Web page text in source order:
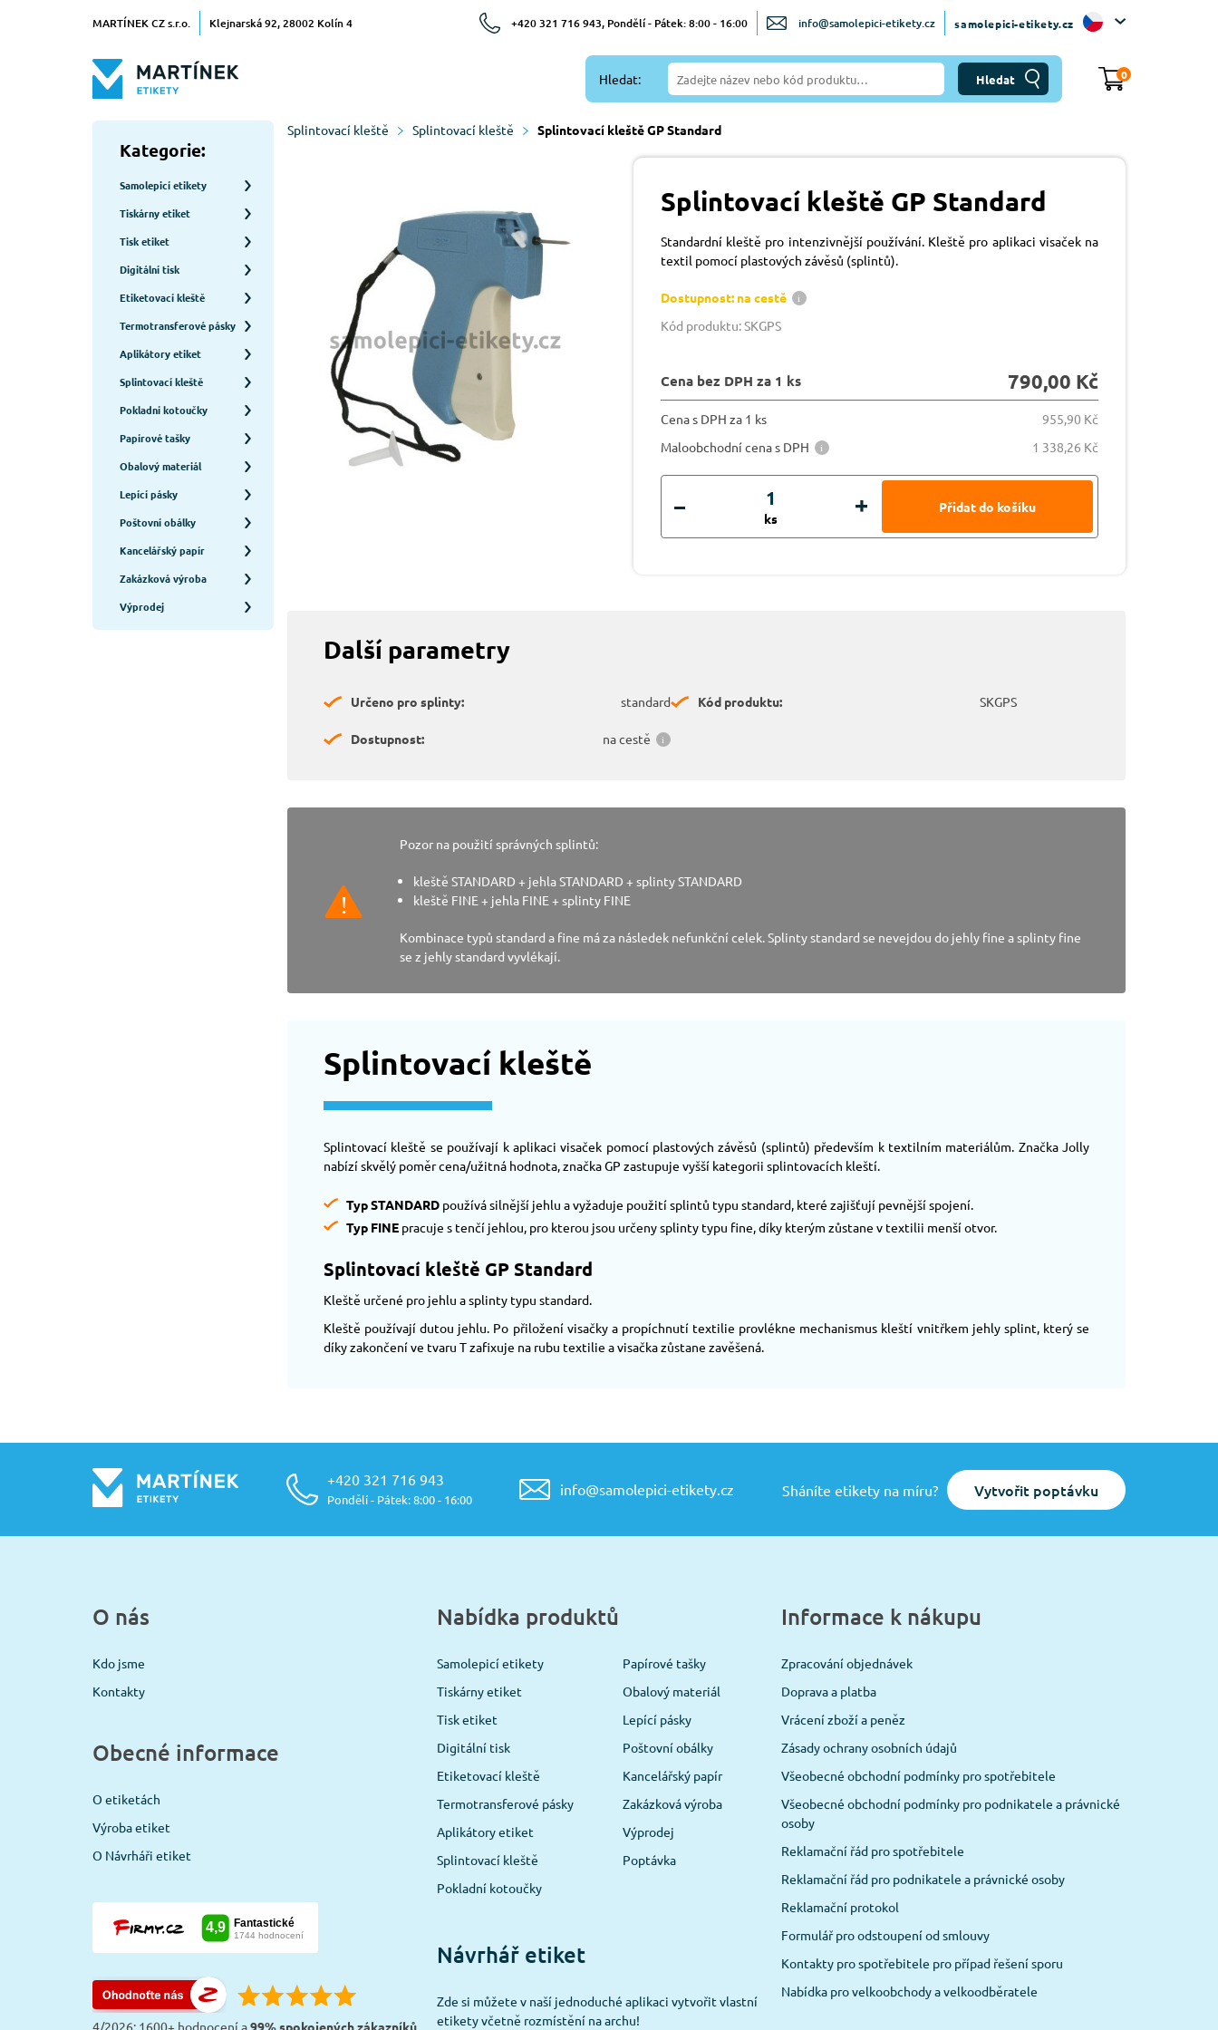
MARTÍNEK CZ s.r.o. Klejnarská 92, 28002 Kolín 4 +420 321 716 943, Pondělí - Pátek: 8:00 - 16:00 info@samolepici-etikety.cz samolepici-etikety.cz
Hledat: 0
Kategorie:
Samolepicí etikety
Tiskárny etiket
Tisk etiket
Digitální tisk
Etiketovací kleště
Termotransferové pásky
Aplikátory etiket
Splintovací kleště
Pokladní kotoučky
Papírové tašky
Obalový materiál
Lepící pásky
Poštovní obálky
Kancelářský papír
Zakázková výroba
Výprodej
Splintovací kleště Splintovací kleště Splintovací kleště GP Standard
Splintovací kleště GP Standard
Standardní kleště pro intenzivnější používání. Kleště pro aplikaci visaček na
textil pomocí plastových závěsů (splintů).
Dostupnost: na cestě
Kód produktu: SKGPS
Cena bez DPH za 1 ks 790,00 Kč
Cena s DPH za 1 ks
955,90 Kč
Maloobchodní cena s DPH
1 338,26 Kč
ks
Další parametry
Určeno pro splinty: standard Kód produktu: SKGPS
Dostupnost: na cestě
Pozor na použití správných splintů:
kleště STANDARD + jehla STANDARD + splinty STANDARD
kleště FINE + jehla FINE + splinty FINE
Kombinace typů standard a fine má za následek nefunkční celek. Splinty standard se nevejdou do jehly fine a splinty fine
se z jehly standard vyvlékají.
Splintovací kleště
Splintovací kleště se používají k aplikaci visaček pomocí plastových závěsů (splintů) především k textilním materiálům. Značka Jolly
nabízí skvělý poměr cena/užitná hodnota, značka GP zastupuje vyšší kategorii splintovacích kleští.
Typ STANDARD používá silnější jehlu a vyžaduje použití splintů typu standard, které zajišťují pevnější spojení.
Typ FINE pracuje s tenčí jehlou, pro kterou jsou určeny splinty typu fine, díky kterým zůstane v textilii menší otvor.
Splintovací kleště GP Standard
Kleště určené pro jehlu a splinty typu standard.
Kleště používají dutou jehlu. Po přiložení visačky a propíchnutí textilie provlékne mechanismus kleští vnitřkem jehly splint, který se
díky zakončení ve tvaru T zafixuje na rubu textilie a visačka zůstane zavěšená.
+420 321 716 943
Pondělí - Pátek: 8:00 - 16:00
info@samolepici-etikety.cz Sháníte etikety na míru? Vytvořit poptávku
O nás
Kdo jsme
Kontakty
Obecné informace
O etiketách
Výroba etiket
O Návrháři etiket
4/2026: 1600+ hodnocení a99% spokojených zákazníků
Nabídka produktů
Samolepicí etikety
Tiskárny etiket
Tisk etiket
Digitální tisk
Etiketovací kleště
Termotransferové pásky
Aplikátory etiket
Splintovací kleště
Pokladní kotoučky
Papírové tašky
Obalový materiál
Lepící pásky
Poštovní obálky
Kancelářský papír
Zakázková výroba
Výprodej
Poptávka
Návrhář etiket
Zde si můžete v naší jednoduché aplikaci vytvořit vlastní
etikety včetně rozmístění na archu!
Informace k nákupu
Zpracování objednávek
Doprava a platba
Vrácení zboží a peněz
Zásady ochrany osobních údajů
Všeobecné obchodní podmínky pro spotřebitele
Všeobecné obchodní podmínky pro podnikatele a právnické
osoby
Reklamační řád pro spotřebitele
Reklamační řád pro podnikatele a právnické osoby
Reklamační protokol
Formulář pro odstoupení od smlouvy
Kontakty pro spotřebitele pro případ řešení sporu
Nabídka pro velkoobchody a velkoodběratele